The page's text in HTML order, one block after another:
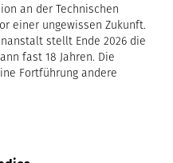
an der Technischen
einer ungewissen Zukunft.
stellt Ende 2026 die
fast 18 Jahren. Die
Fortführung andere